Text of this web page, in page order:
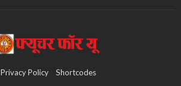
Privacy Policy Shortcodes